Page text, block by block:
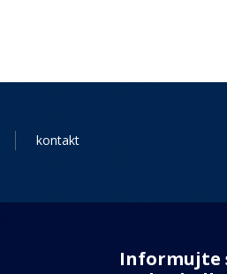
kontakt
Informujte